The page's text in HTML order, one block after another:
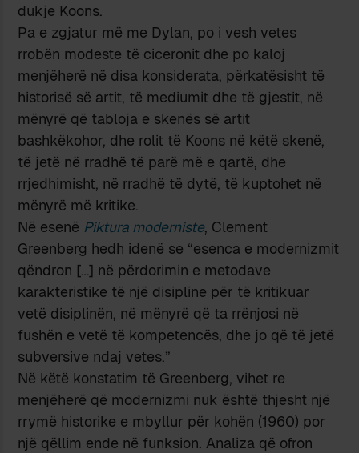
dukje Koons.
Pa e zgjatur më me Dylan, po i vesh vetes
rrobën modeste të ciceronit dhe po kaloj
menjëherë në disa konsiderata, përkatësisht të
historisë së artit, të mediumit dhe të gjestit, në
mënyrë që tabloja e skenës së artit
bashkëkohor, dhe rolit të Koons në këtë skenë,
të jetë në rradhë të parë më e qartë, dhe
rrjedhimisht, në rradhë të dytë, të kuptohet në
mënyrë më kritike.
Në esenë Piktura moderniste, Clement
Greenberg hedh idenë se “esenca e modernizmit
qëndron […] në përdorimin e metodave
karakteristike të një disipline për të kritikuar
vetë disiplinën, në mënyrë që ta rrënjosi në
fushën e vetë të kompetencës, dhe jo që të jetë
subversive ndaj vetes.”
Në këtë konstatim të Greenberg, vihet re
menjëherë që modernizmi nuk është thjesht një
rrymë historike e mbyllur për kohën (1960) por
një qëllim ende në funksion. Analiza që ofron